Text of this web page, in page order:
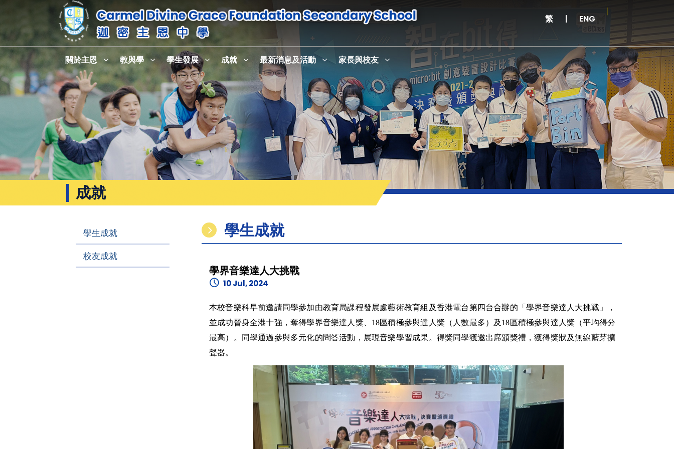
繁 | ENG
關於主恩 教與學 學生發展 成就 最新消息及活動 家長與校友
成就
學生成就
校友成就
學生成就
學界音樂達人大挑戰
10 Jul, 2024
本校音樂科早前邀請同學參加由教育局課程發展處藝術教育組及香港電台第四台合辦的「學界音樂達人大挑戰」，
並成功晉身全港十強，奪得學界音樂達人獎、18區積極參與達人獎（人數最多）及18區積極參與達人獎（平均得分
最高）。同學通過參與多元化的問答活動，展現音樂學習成果。得獎同學獲邀出席頒獎禮，獲得獎狀及無線藍芽擴
聲器。